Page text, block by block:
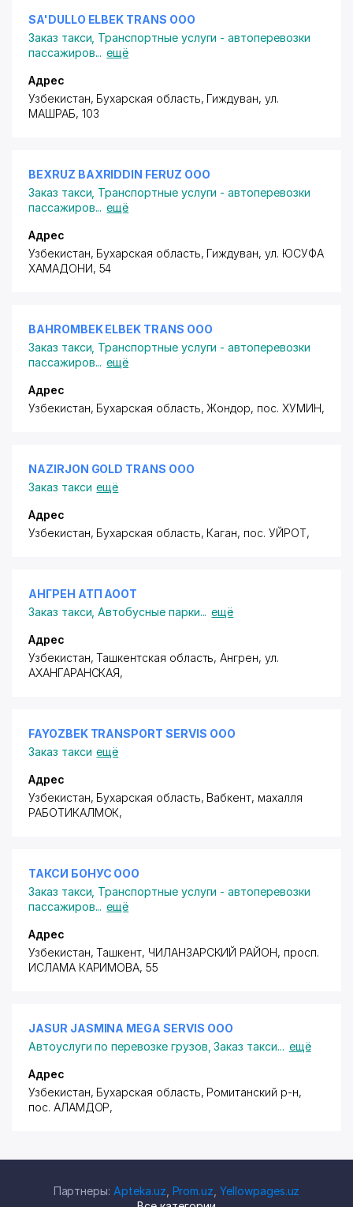
SA'DULLO ELBEK TRANS ООО
Заказ такси Транспортные услуги - автоперевозки
пассажиров... ещё
Адрес
Узбекистан, Бухарская область, Гиждуван, ул.
МАШРАБ, 103
BEXRUZ BAXRIDDIN FERUZ ООО
Заказ такси Транспортные услуги - автоперевозки
пассажиров... ещё
Адрес
Узбекистан, Бухарская область, Гиждуван, ул. ЮСУФА
ХАМАДОНИ, 54
BAHROMBEK ELBEK TRANS ООО
Заказ такси Транспортные услуги - автоперевозки
пассажиров... ещё
Адрес
Узбекистан, Бухарская область, Жондор, пос. ХУМИН,
NAZIRJON GOLD TRANS ООО
Заказ такси ещё
Адрес
Узбекистан, Бухарская область, Каган, пос. УЙРОТ,
АНГРЕН АТП АООТ
Заказ такси ,Автобусные парки... ещё
Адрес
Узбекистан, Ташкентская область, Ангрен, ул.
АХАНГАРАНСКАЯ,
FAYOZBEK TRANSPORT SERVIS ООО
Заказ такси ещё
Адрес
Узбекистан, Бухарская область, Вабкент, махалля
РАБОТИКАЛМОК,
ТАКСИ БОНУС ООО
Заказ такси Транспортные услуги - автоперевозки
пассажиров... ещё
Адрес
Узбекистан, Ташкент, ЧИЛАНЗАРСКИЙ РАЙОН, просп.
ИСЛАМА КАРИМОВА, 55
JASUR JASMINA MEGA SERVIS ООО
Автоуслуги по перевозке грузов ,Заказ такси... ещё
Адрес
Узбекистан, Бухарская область, Ромитанский р-н,
пос. АЛАМДОР,
Партнеры: Apteka.uz Prom.uz ,Yellowpages.uz